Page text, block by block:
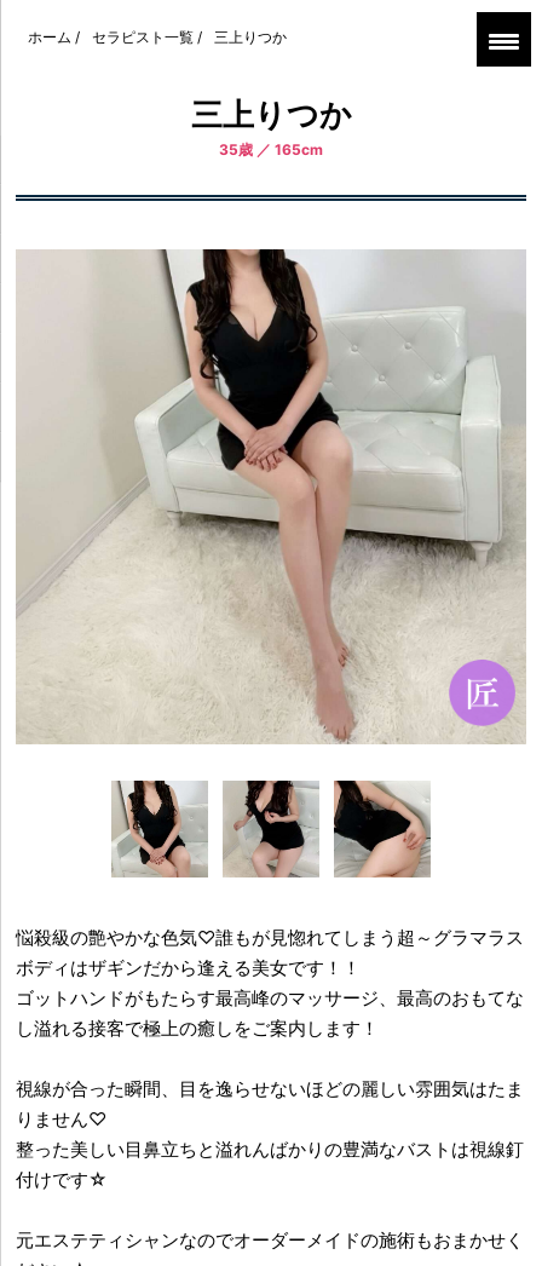
ホーム / セラピスト一覧 / 三上りつか
三上りつか
35歳 ／ 165cm
悩殺級の艶やかな色気♡誰もが見惚れてしまう超～グラマラス
ボディはザギンだから逢える美女です！！
ゴットハンドがもたらす最高峰のマッサージ、最高のおもてな
し溢れる接客で極上の癒しをご案内します！
視線が合った瞬間、目を逸らせないほどの麗しい雰囲気はたま
りません♡
整った美しい目鼻立ちと溢れんばかりの豊満なバストは視線釘
付けです☆
元エステティシャンなのでオーダーメイドの施術もおまかせく